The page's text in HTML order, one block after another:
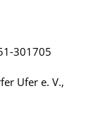
301705
Ufer e. V.,